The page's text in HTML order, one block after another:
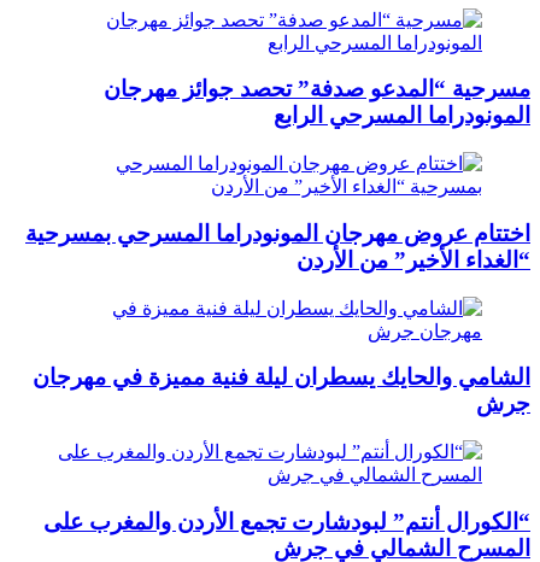
مسرحية “المدعو صدفة” تحصد جوائز مهرجان
المونودراما المسرحي الرابع
اختتام عروض مهرجان المونودراما المسرحي بمسرحية
“الغداء الأخير” من الأردن
الشامي والحايك يسطران ليلة فنية مميزة في مهرجان
جرش
“الكورال أنتم” لبودشارت تجمع الأردن والمغرب على
المسرح الشمالي في جرش